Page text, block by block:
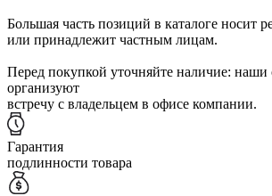
Большая часть позиций в каталоге носит
или принадлежит частным лицам.
Перед покупкой уточняйте наличие: наши
организуют
встречу с владельцем в офисе компании.
Гарантия
подлинности товара